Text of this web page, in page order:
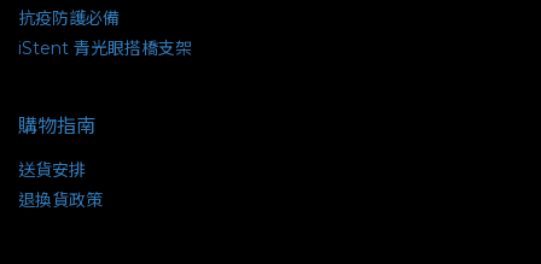
抗疫防護必備
iStent 青光眼搭橋支架
購物指南
送貨安排
退換貨政策